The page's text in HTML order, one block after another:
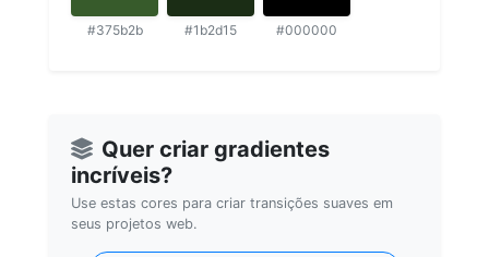
#375b2b #1b2d15 #000000
Quer criar gradientes
incríveis?
Use estas cores para criar transições suaves em
seus projetos web.